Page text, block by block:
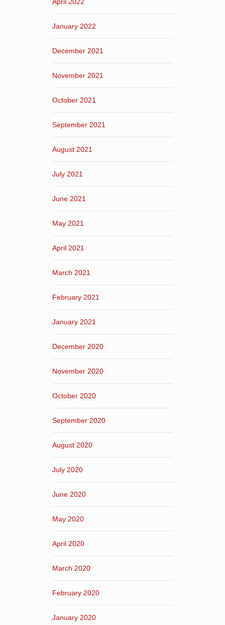
January 2022
December 2021
November 2021
October 2021
September 2021
August 2021
July 2021
June 2021
May 2021
April 2021
March 2021
February 2021
January 2021
December 2020
November 2020
October 2020
September 2020
August 2020
July 2020
June 2020
May 2020
April 2020
March 2020
February 2020
January 2020